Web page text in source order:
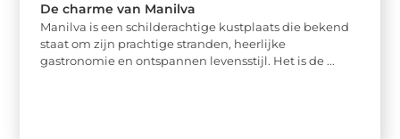
De charme van Manilva
Manilva is een schilderachtige kustplaats die bekend
staat om zijn prachtige stranden, heerlijke
gastronomie en ontspannen levensstijl. Het is de ...